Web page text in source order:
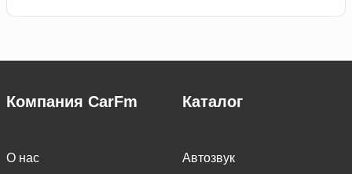
Компания CarFm
О нас
Каталог
Автозвук